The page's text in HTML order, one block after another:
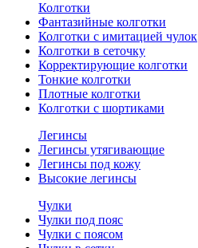
Колготки
Фантазийные колготки
Колготки с имитацией чулок
Колготки в сеточку
Корректирующие колготки
Тонкие колготки
Плотные колготки
Колготки с шортиками
Легинсы
Легинсы утягивающие
Легинсы под кожу
Высокие легинсы
Чулки
Чулки под пояс
Чулки с поясом